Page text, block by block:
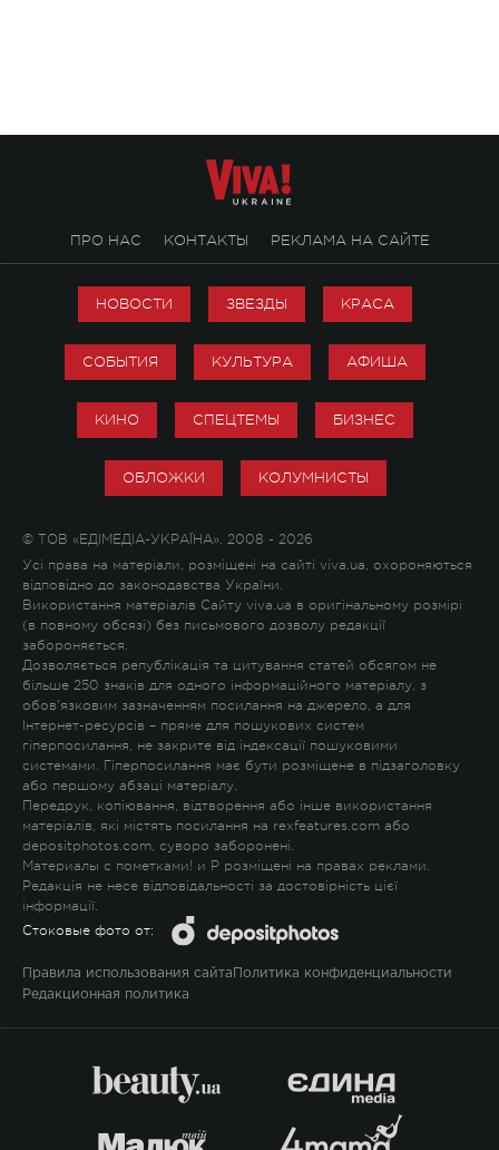
ПРО НАС КОНТАКТЫ РЕКЛАМА НА САЙТЕ
НОВОСТИ ЗВЕЗДЫ КРАСА
СОБЫТИЯ КУЛЬТУРА АФИША
КИНО СПЕЦТЕМЫ БИЗНЕС
ОБЛОЖКИ КОЛУМНИСТЫ
© ТОВ «ЕДІМЕДІА-УКРАЇНА», 2008 - 2026
Усі права на матеріали, розміщені на сайті viva.ua, охороняються
відповідно до законодавства України.
Використання матеріалів Сайту viva.ua в оригінальному розмірі
(в повному обсязі) без письмового дозволу редакції
забороняється.
Дозволяється републікація та цитування статей обсягом не
більше 250 знаків для одного інформаційного матеріалу, з
обов'язковим зазначенням посилання на джерело, а для
Інтернет-ресурсів – пряме для пошукових систем
гіперпосилання, не закрите від індексації пошуковими
системами. Гіперпосилання має бути розміщене в підзаголовку
або першому абзаці матеріалу.
Передрук, копіювання, відтворення або інше використання
матеріалів, які містять посилання на rexfeatures.com або
depositphotos.com, суворо заборонені.
Материалы с пометками! и P розміщені на правах реклами.
Редакція не несе відповідальності за достовірність цієї
інформації.
Стоковые фото от:
Правила использования сайта Политика конфиденциальности
Редакционная политика